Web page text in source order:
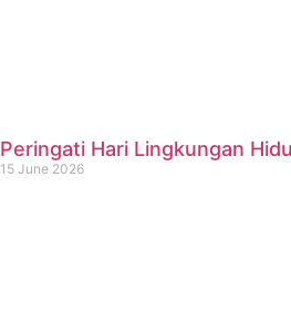
Peringati Hari Lingkungan
15 June 2026